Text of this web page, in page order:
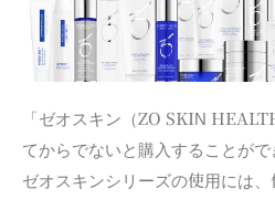
「ゼオスキン（ZO SKIN
てからでないと購入することがで
ゼオスキンシリーズの使用には